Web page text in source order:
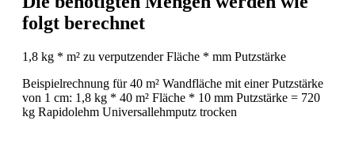
folgt berechnet
1,8 kg * m² zu verputzender Fläche * mm Putzstärke
Beispielrechnung für 40 m² Wandfläche mit einer Putzstärke
von 1 cm: 1,8 kg * 40 m² Fläche * 10 mm Putzstärke = 720
kg Rapidolehm Universallehmputz trocken